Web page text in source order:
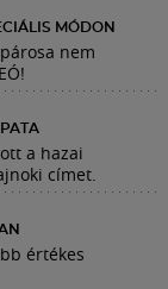
MÓDON
nem
a hazai
címet.
értékes